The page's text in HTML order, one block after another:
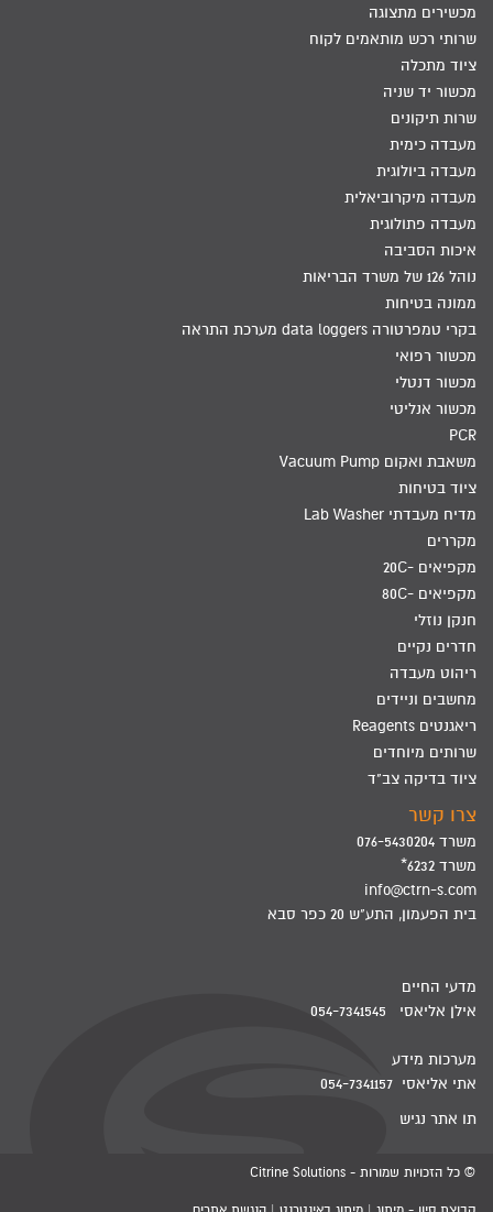
מכשירים מתצוגה
שרותי רכש מותאמים לקוח
ציוד מתכלה
מכשור יד שניה
שרות תיקונים
מעבדה כימית
מעבדה ביולוגית
מעבדה מיקרוביאלית
מעבדה פתולוגית
איכות הסביבה
נוהל 126 של משרד הבריאות
ממונה בטיחות
בקרי טמפרטורה data loggers מערכת התראה
מכשור רפואי
מכשור דנטלי
מכשור אנליטי
PCR
משאבת ואקום Vacuum Pump
ציוד בטיחות
מדיח מעבדתי Lab Washer
מקררים
מקפיאים -20C
מקפיאים -80C
חנקן נוזלי
חדרים נקיים
ריהוט מעבדה
מחשבים וניידים
ריאגנטים Reagents
שרותים מיוחדים
ציוד בדיקה צב"ד
צרו קשר
משרד 076-5430204
משרד 6232*
info@ctrn-s.com
בית הפעמון, התע"ש 20 כפר סבא
מדעי החיים
אילן אליאסי 054-7341545
מערכות מידע
אתי אליאסי 054-7341157
תו אתר נגיש
© כל הזכויות שמורות - Citrine Solutions